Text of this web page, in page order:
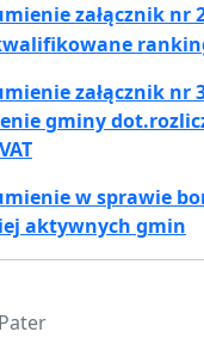
załącznik nr
załącznik nr
gminy
w sprawie
aktywnych gmin